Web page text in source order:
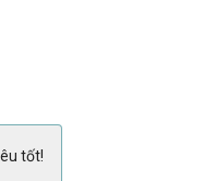
tốt!